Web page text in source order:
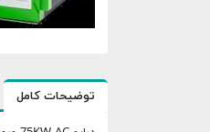
توضیحات کامل